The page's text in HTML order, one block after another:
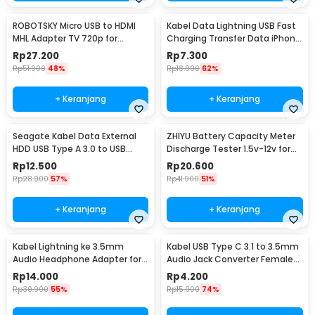
ROBOTSKY Micro USB to HDMI
MHL Adapter TV 720p for
Smartphone - S2
Rp27.200
Rp51.900 48%
+ Keranjang
Kabel Data Lightning USB Fast
Charging Transfer Data iPhone
2.4A 1M - S-IP5G
Rp7.300
Rp18.900 62%
+ Keranjang
Seagate Kabel Data External
HDD USB Type A 3.0 to USB
Micro B Cable 50cm - OD5.5
(ORIGINAL)
Rp12.500
Rp28.900 57%
+ Keranjang
ZHIYU Battery Capacity Meter
Discharge Tester 1.5v-12v for
18650 - HW-586
Rp20.600
Rp41.900 51%
+ Keranjang
Kabel Lightning ke 3.5mm
Audio Headphone Adapter for
iPhone - JH-001
Rp14.000
Rp30.900 55%
Kabel USB Type C 3.1 to 3.5mm
Audio Jack Converter Female
10.5cm - L41
Rp4.200
Rp15.900 74%